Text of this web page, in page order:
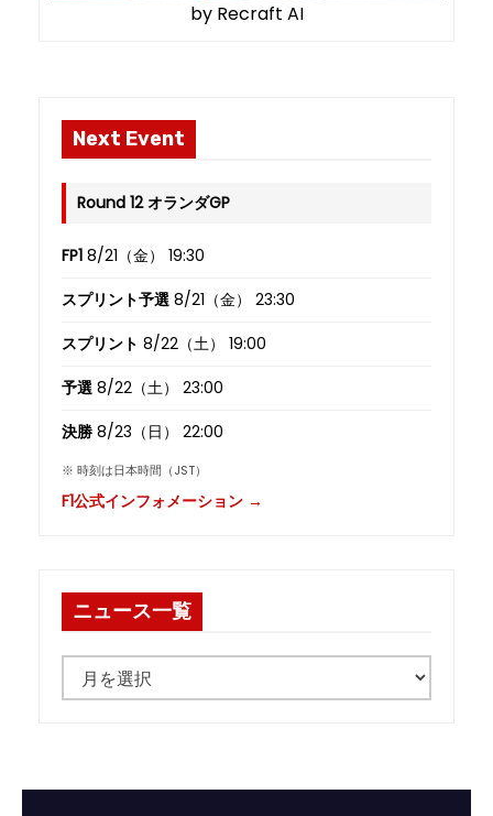
by Recraft AI
Next Event
Round 12 オランダGP
FP1 8/21（金） 19:30
スプリント予選 8/21（金） 23:30
スプリント 8/22（土） 19:00
予選 8/22（土） 23:00
決勝 8/23（日） 22:00
※ 時刻は日本時間（JST）
F1公式インフォメーション →
ニュース一覧
ュ
一